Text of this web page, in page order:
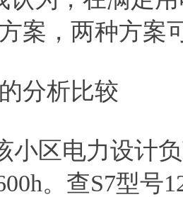
案，两种方案
分析比较
小区电力设计
。查S7型